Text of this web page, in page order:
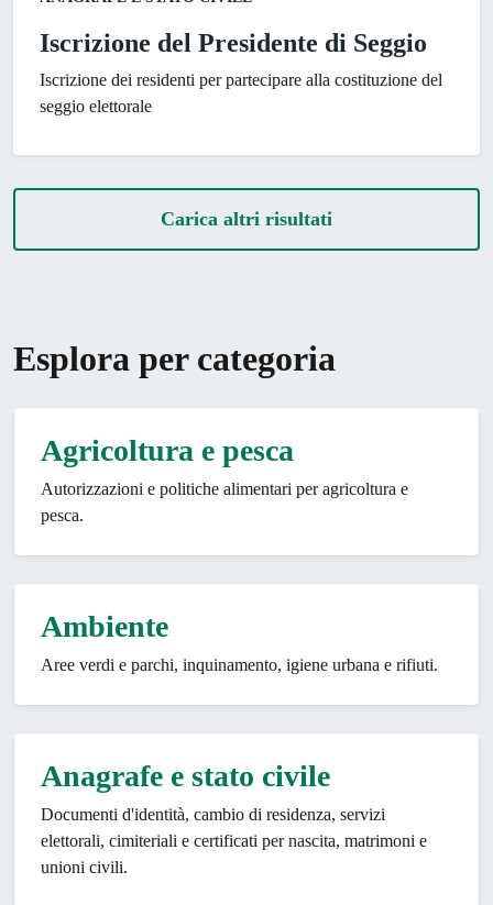
Iscrizione del Presidente di Seggio
Iscrizione dei residenti per partecipare alla costituzione del
seggio elettorale
Carica altri risultati
Esplora per categoria
Agricoltura e pesca
Autorizzazioni e politiche alimentari per agricoltura e
pesca.
Ambiente
Aree verdi e parchi, inquinamento, igiene urbana e rifiuti.
Anagrafe e stato civile
Documenti d'identità, cambio di residenza, servizi
elettorali, cimiteriali e certificati per nascita, matrimoni e
unioni civili.